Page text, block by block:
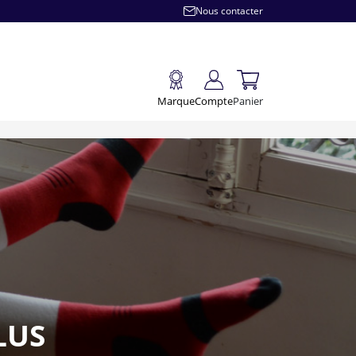
Nous contacter
MarqueComptePanier